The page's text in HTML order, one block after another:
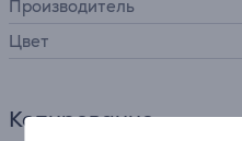
Производитель
Цвет
Копирование